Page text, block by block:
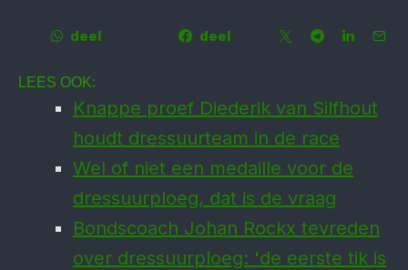
deel deel
LEES OOK:
Knappe proef Diederik van Silfhout
houdt dressuurteam in de race
Wel of niet een medaille voor de
dressuurploeg, dat is de vraag
Bondscoach Johan Rockx tevreden
over dressuurploeg: 'de eerste tik is